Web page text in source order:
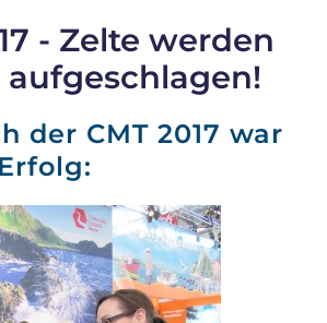
- Zelte werden
der CMT 2017 war